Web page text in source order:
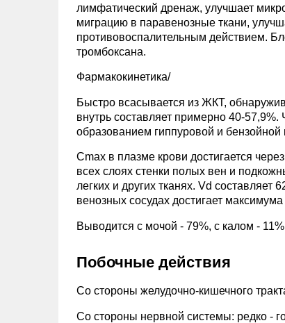
лимфатический дренаж, улучшает
миграцию в паравенозные ткани,
противовоспалительным действием.
тромбоксана.
Фармакокинетика/
Быстро всасывается из ЖКТ,
внутрь составляет примерно 40-
образованием гиппуровой и бензойной
Сmax в плазме крови достигается
всех слоях стенки полых вен и
легких и других тканях. Vd
венозных сосудах достигает
Выводится с мочой - 79%, с калом -
Побочные действия
Со стороны желудочно-кишечного
Со стороны нервной системы: редко -